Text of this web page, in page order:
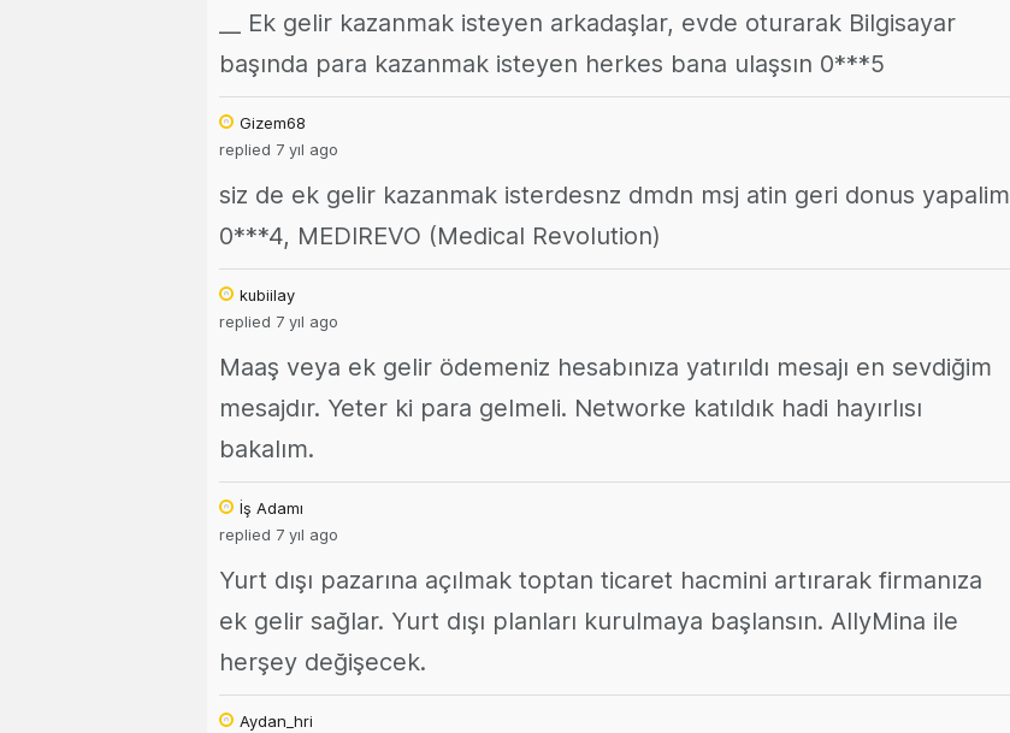
__ Ek gelir kazanmak isteyen arkadaşlar, evde oturarak Bilgisayar
başında para kazanmak isteyen herkes bana ulaşsın 0***5
Gizem68
replied 7 yıl ago
siz de ek gelir kazanmak isterdesnz dmdn msj atin geri donus yapalim
0***4, MEDIREVO (Medical Revolution)
kubiilay
replied 7 yıl ago
Maaş veya ek gelir ödemeniz hesabınıza yatırıldı mesajı en sevdiğim
mesajdır. Yeter ki para gelmeli. Networke katıldık hadi hayırlısı
bakalım.
İş Adamı
replied 7 yıl ago
Yurt dışı pazarına açılmak toptan ticaret hacmini artırarak firmanıza
ek gelir sağlar. Yurt dışı planları kurulmaya başlansın. AllyMina ile
herşey değişecek.
Aydan_hri